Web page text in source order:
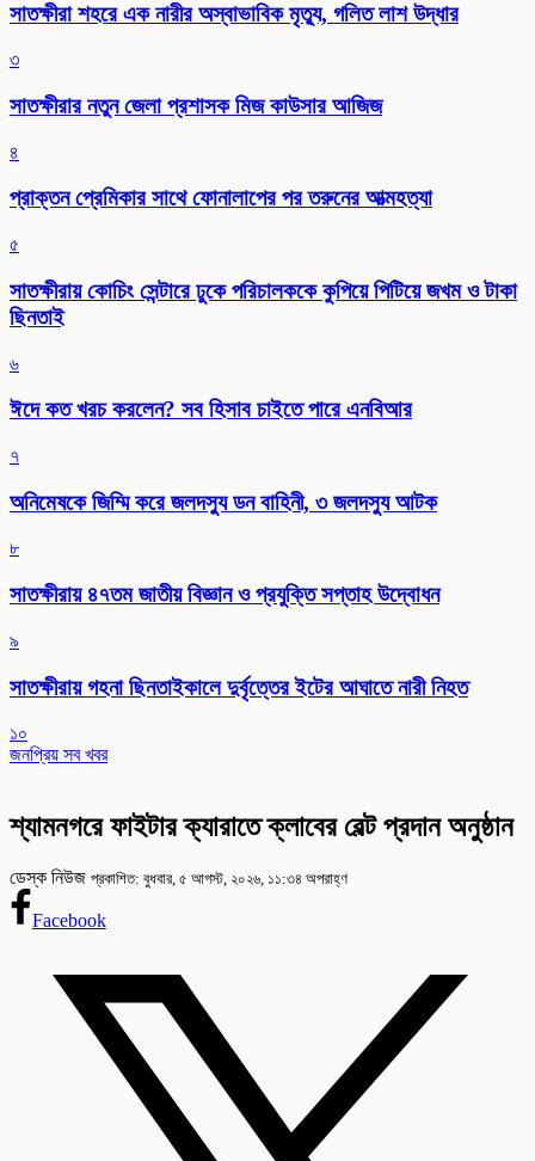
সাতক্ষীরা শহরে এক নারীর অস্বাভাবিক মৃত্যু, গলিত লাশ উদ্ধার
৩
সাতক্ষীরার নতুন জেলা প্রশাসক মিজ কাউসার আজিজ
৪
প্রাক্তন প্রেমিকার সাথে ফোনালাপের পর তরুনের আত্মহত্যা
৫
সাতক্ষীরায় কোচিং সেন্টারে ঢুকে পরিচালককে কুপিয়ে পিটিয়ে জখম ও টাকা
ছিনতাই
৬
ঈদে কত খরচ করলেন? সব হিসাব চাইতে পারে এনবিআর
৭
অনিমেষকে জিম্মি করে জলদস্যু ডন বাহিনী, ৩ জলদস্যু আটক
৮
সাতক্ষীরায় ৪৭তম জাতীয় বিজ্ঞান ও প্রযুক্তি সপ্তাহ উদ্বোধন
৯
সাতক্ষীরায় গহনা ছিনতাইকালে দুর্বৃত্তের ইটের আঘাতে নারী নিহত
১০
জনপ্রিয় সব খবর
শ্যামনগরে ফাইটার ক্যারাতে ক্লাবের বেল্ট প্রদান অনুষ্ঠান
ডেস্ক নিউজ প্রকাশিত: বুধবার, ৫ আগস্ট, ২০২৬, ১১:৩৪ অপরাহ্ণ
Facebook